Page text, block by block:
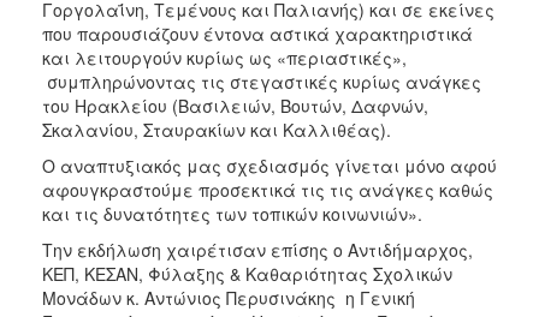
Γοργολαΐνη, Τεμένους και Παλιανής) και σε εκείνες
που παρουσιάζουν έντονα αστικά χαρακτηριστικά
και λειτουργούν κυρίως ως «περιαστικές»,
συμπληρώνοντας τις στεγαστικές κυρίως ανάγκες
του Ηρακλείου (Βασιλειών, Βουτών, Δαφνών,
Σκαλανίου, Σταυρακίων και Καλλιθέας).
Ο αναπτυξιακός μας σχεδιασμός γίνεται μόνο αφού
αφουγκραστούμε προσεκτικά τις τις ανάγκες καθώς
και τις δυνατότητες των τοπικών κοινωνιών».
Την εκδήλωση χαιρέτισαν επίσης ο Αντιδήμαρχος,
ΚΕΠ, ΚΕΣΑΝ, Φύλαξης & Καθαριότητας Σχολικών
Μονάδων κ. Αντώνιος Περυσινάκης η Γενική